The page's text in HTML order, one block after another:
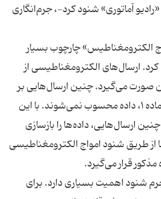
آماتوری» شنود کرد-، جرم‌انگاری
الکترومغناطیس» چارچوب بسیار
ارسال‌های الکترومغناطیسی از
صورت می‌گیرد. چنین ارسال‌هایی بر
مبنای تعریف ارائه‌شده در ماده ۱، داده محسوب نمی‌شوند. با این
ارسال‌هایی، داده‌ها را بازسازی
از طریق شنود امواج الکترومغناطیسی
شنود اهمیت بسیاری دارد. برای